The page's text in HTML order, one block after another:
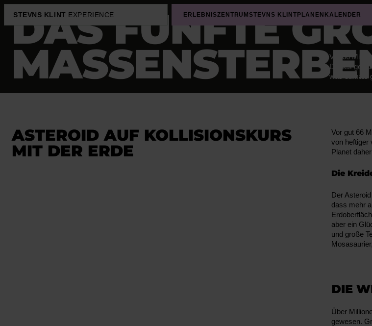
STEVNS KLINT EXPERIENCE ERLEBNISZENTRUMSTEVNS KLINT PLANEN KALENDER
DAS FÜNFTE
ASSENSTERBEN
Vor 66
Dieses
was damals
ASTEROID AUF KOLLISIONSKURS
MIT DER ERDE
Vor gut 66
von heftiger
Planet
Die
Der
dass mehr
aber ein
und große
DIE
Über
gewesen.